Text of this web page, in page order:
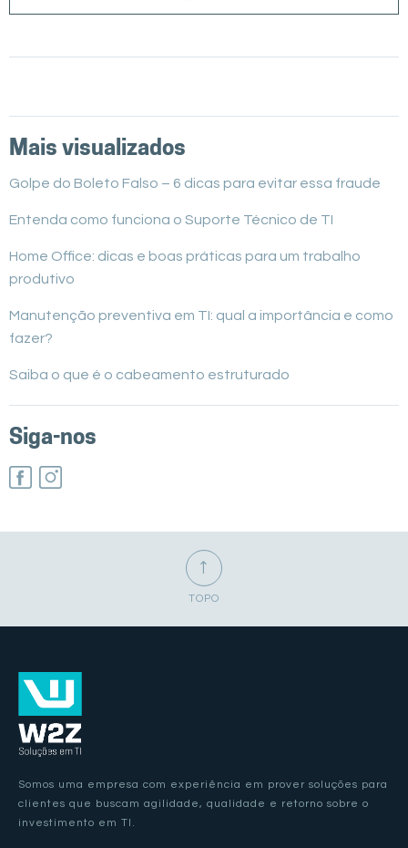
Mais visualizados
Golpe do Boleto Falso – 6 dicas para evitar essa fraude
Entenda como funciona o Suporte Técnico de TI
Home Office: dicas e boas práticas para um trabalho
produtivo
Manutenção preventiva em TI: qual a importância e como
fazer?
Saiba o que é o cabeamento estruturado
Siga-nos
Facebook
↑
TOPO
Somos uma empresa com experiência em prover soluções para
clientes que buscam agilidade, qualidade e retorno sobre o
investimento em TI.